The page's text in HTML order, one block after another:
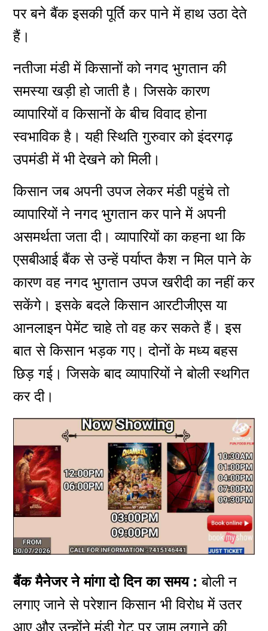
पर बने बैंक इसकी पूर्ति कर पाने में हाथ उठा देते
हैं।
नतीजा मंडी में किसानों को नगद भुगतान की
समस्या खड़ी हो जाती है। जिसके कारण
व्यापारियों व किसानों के बीच विवाद होना
स्वभाविक है। यही स्थिति गुरुवार को इंदरगढ़
उपमंडी में भी देखने को मिली।
किसान जब अपनी उपज लेकर मंडी पहुंचे तो
व्यापारियों ने नगद भुगतान कर पाने में अपनी
असमर्थता जता दी। व्यापारियों का कहना था कि
एसबीआई बैंक से उन्हें पर्याप्त कैश न मिल पाने के
कारण वह नगद भुगतान उपज खरीदी का नहीं कर
सकेंगे। इसके बदले किसान आरटीजीएस या
आनलाइन पेमेंट चाहे तो वह कर सकते हैं। इस
बात से किसान भड़क गए। दोनों के मध्य बहस
छिड़ गई। जिसके बाद व्यापारियों ने बोली स्थगित
कर दी।
बैंक मैनेजर ने मांगा दो दिन का समय : बोली न
लगाए जाने से परेशान किसान भी विरोध में उतर
आए और उन्होंने मंडी गेट पर जाम लगाने की